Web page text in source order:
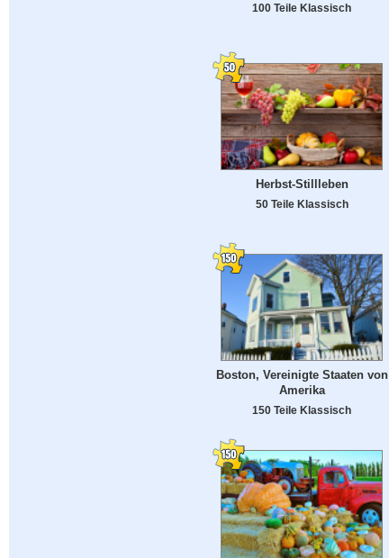
100 Teile Klassisch
Herbst-Stillleben
50 Teile Klassisch
Boston, Vereinigte Staaten von
Amerika
150 Teile Klassisch